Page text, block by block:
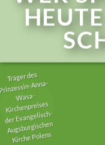
Träger des
Prinzessin-Anna-
Wasa-
Kirchenpreises
der Evangelisch-
Augsburgischen
Kirche Polens